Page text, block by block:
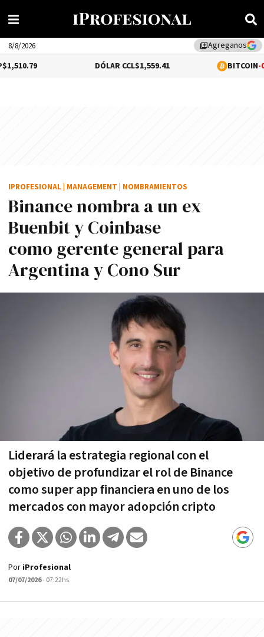
library_addAgreganos
8/8/2026
$1,559.41 -0.02%
Binance nombra a un ex
Buenbit y Coinbase
como gerente general para
Argentina y Cono Sur
Liderará la estrategia regional con el
objetivo de profundizar el rol de Binance
como super app financiera en uno de los
mercados con mayor adopción cripto
IPROFESIONAL MANAGEMENT NOMBRAMIENTOS
Por iProfesional
07/07/2026- 07:22hs